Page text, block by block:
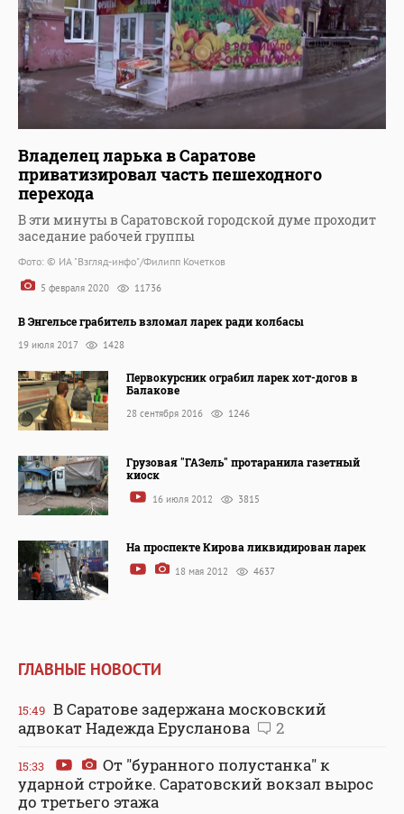
Владелец ларька в Саратове
приватизировал часть пешеходного
перехода
В эти минуты в Саратовской городской думе проходит
заседание рабочей группы
Фото: © ИА "Взгляд-инфо"/Филипп Кочетков
5 февраля 2020 11736
В Энгельсе грабитель взломал ларек ради колбасы
19 июля 2017 1428
Первокурсник ограбил ларек хот-догов в
Балакове
28 сентября 2016 1246
Грузовая "ГАЗель" протаранила газетный
киоск
16 июля 2012 3815
На проспекте Кирова ликвидирован ларек
18 мая 2012 4637
ГЛАВНЫЕ НОВОСТИ
15:49 В Саратове задержана московский
адвокат Надежда Ерусланова
2
15:33
От "буранного полустанка" к
ударной стройке. Саратовский вокзал вырос
до третьего этажа